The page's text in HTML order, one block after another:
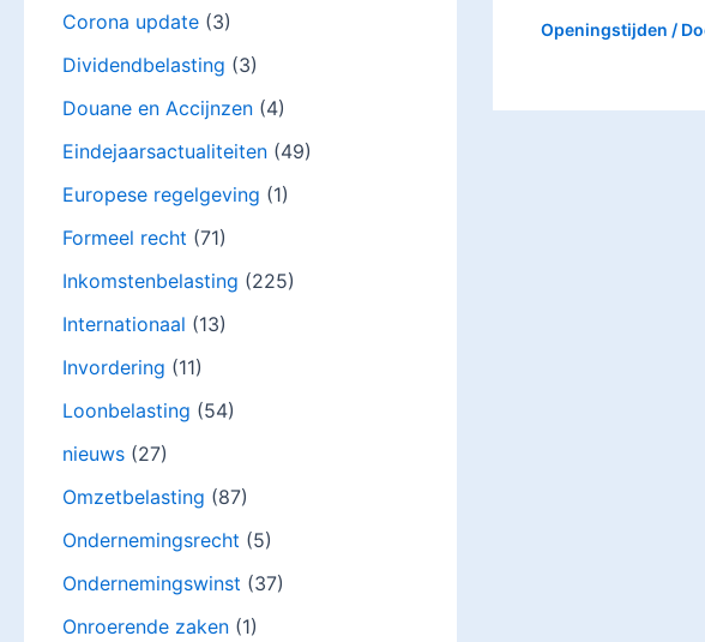
Corona update (3)
Dividendbelasting (3)
Douane en Accijnzen (4)
Eindejaarsactualiteiten (49)
Europese regelgeving (1)
Formeel recht (71)
Inkomstenbelasting (225)
Internationaal (13)
Invordering (11)
Loonbelasting (54)
nieuws (27)
Omzetbelasting (87)
Ondernemingsrecht (5)
Ondernemingswinst (37)
Onroerende zaken (1)
Openingstijden /